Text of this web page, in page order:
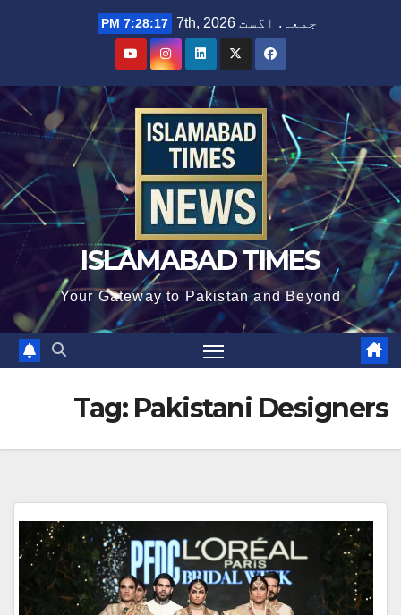
جمعہ. اگست 7th, 2026 7:28:18 PM
ISLAMABAD TIMES
Your Gateway to Pakistan and Beyond
Tag: Pakistani Designers